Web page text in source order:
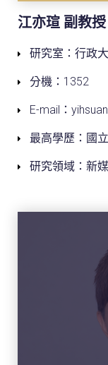
江亦瑄 副教授
研究室：行政
分機：1352
E-mail：
最高學歷：國
研究領域：新